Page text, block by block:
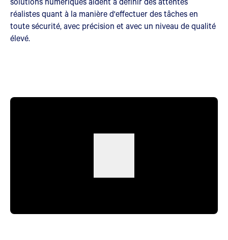
réalistes quant à la manière d'effectuer des tâches en
toute sécurité, avec précision et avec un niveau de qualité
élevé.